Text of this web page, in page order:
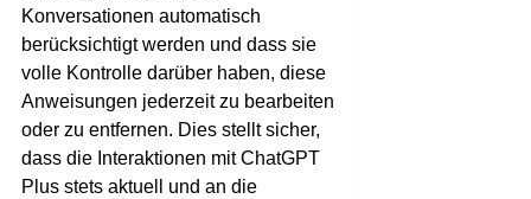
Konversationen automatisch
berücksichtigt werden und dass sie
volle Kontrolle darüber haben, diese
Anweisungen jederzeit zu bearbeiten
oder zu entfernen. Dies stellt sicher,
dass die Interaktionen mit ChatGPT
Plus stets aktuell und an die